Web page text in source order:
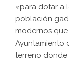
«para dotar a
población
modernos
Ayuntamiento
terreno donde